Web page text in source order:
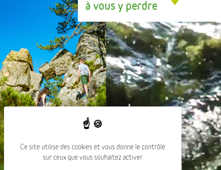
à vous y perdre
Ce site utilise des cookies et vous donne le contrôle
sur ceux que vous souhaitez activer